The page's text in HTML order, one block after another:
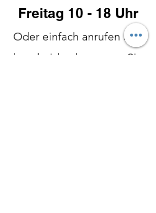
Freitag 10 - 18 Uhr
Oder einfach anrufen und
bescheid geben wann Sie